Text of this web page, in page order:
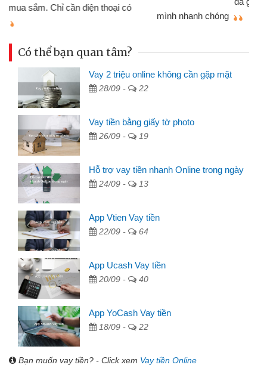
Có thể bạn quan tâm?
Vay 2 triệu online không cần gặp mặt
28/09 - 22
Vay tiền bằng giấy tờ photo
26/09 - 19
Hỗ trợ vay tiền nhanh Online trong ngày
24/09 - 13
App Vtien Vay tiền
22/09 - 64
App Ucash Vay tiền
20/09 - 40
App YoCash Vay tiền
18/09 - 22
Bạn muốn vay tiền? - Click xem Vay tiền Online